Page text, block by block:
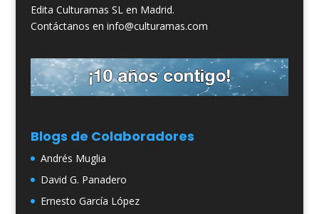
Edita Culturamas SL en Madrid.
Contáctanos en info@culturamas.com
Blogs de Colaboradores
Andrés Muglia
David G. Panadero
Ernesto García López